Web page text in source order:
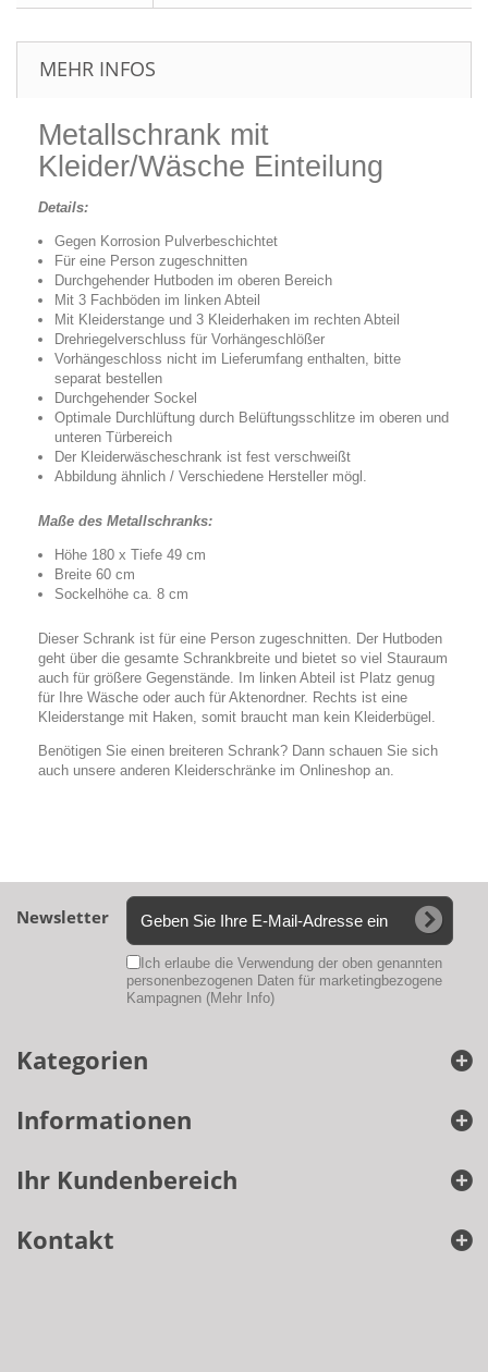
MEHR INFOS
Metallschrank mit
Kleider/Wäsche Einteilung
Details:
Gegen Korrosion Pulverbeschichtet
Für eine Person zugeschnitten
Durchgehender Hutboden im oberen Bereich
Mit 3 Fachböden im linken Abteil
Mit Kleiderstange und 3 Kleiderhaken im rechten Abteil
Drehriegelverschluss für Vorhängeschlößer
Vorhängeschloss nicht im Lieferumfang enthalten, bitte
separat bestellen
Durchgehender Sockel
Optimale Durchlüftung durch Belüftungsschlitze im oberen und
unteren Türbereich
Der Kleiderwäscheschrank ist fest verschweißt
Abbildung ähnlich / Verschiedene Hersteller mögl.
Maße des Metallschranks:
Höhe 180 x Tiefe 49 cm
Breite 60 cm
Sockelhöhe ca. 8 cm
Dieser Schrank ist für eine Person zugeschnitten. Der Hutboden
geht über die gesamte Schrankbreite und bietet so viel Stauraum
auch für größere Gegenstände. Im linken Abteil ist Platz genug
für Ihre Wäsche oder auch für Aktenordner. Rechts ist eine
Kleiderstange mit Haken, somit braucht man kein Kleiderbügel.
Benötigen Sie einen breiteren Schrank? Dann schauen Sie sich
auch unsere anderen Kleiderschränke im Onlineshop an.
Newsletter
Ich erlaube die Verwendung der oben genannten
personenbezogenen Daten für marketingbezogene
Kampagnen (Mehr Info)
Kategorien
Informationen
Ihr Kundenbereich
Kontakt